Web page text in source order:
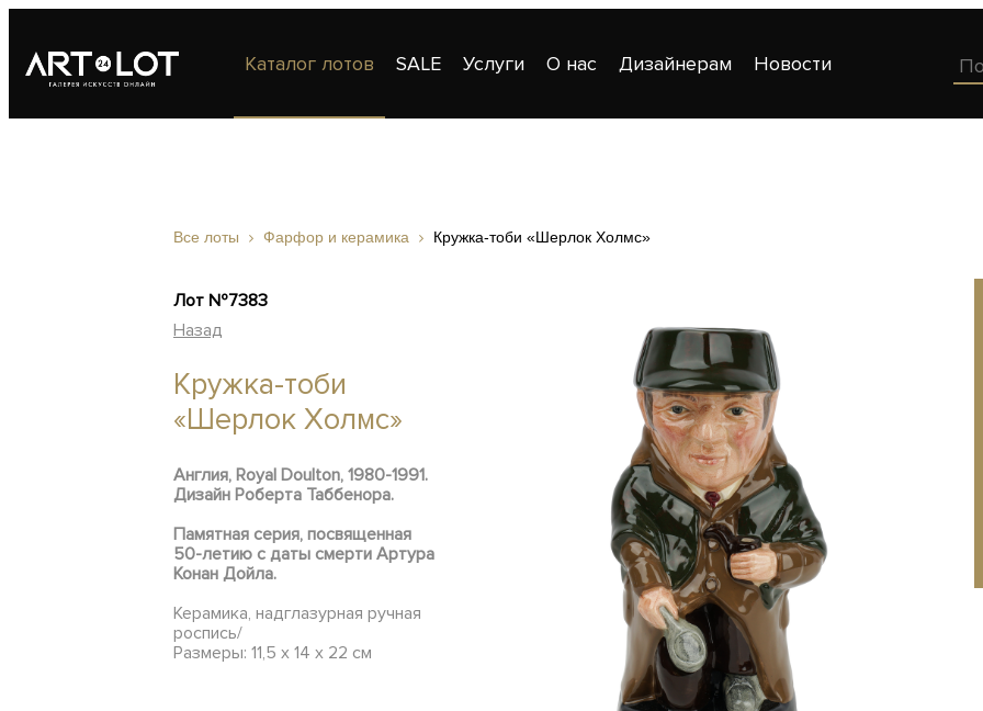
Каталог лотов SALE Услуги О нас Дизайнерам Новости
Все лоты Фарфор и керамика Кружка-тоби «Шерлок Холмс»
Лот №7383
Назад
Кружка-тоби
«Шерлок Холмс»
Англия, Royal Doulton, 1980-1991.
Дизайн Роберта Таббенора.
Памятная серия, посвященная
50-летию с даты смерти Артура
Конан Дойла.
Керамика, надглазурная ручная
роспись/
Размеры: 11,5 х 14 х 22 см